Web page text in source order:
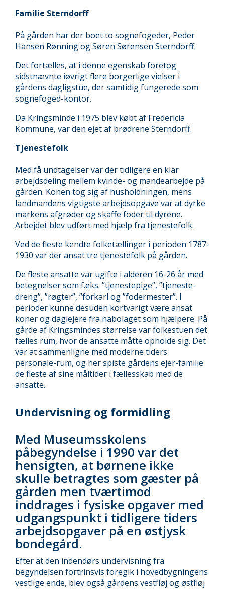
Familie Sterndorff
På gården har der boet to sognefogeder, Peder
Hansen Rønning og Søren Sørensen Sterndorff.
Det fortælles, at i denne egenskab foretog
sidstnævnte iøvrigt flere borgerlige vielser i
gårdens dagligstue, der samtidig fungerede som
sognefoged-kontor.
Da Kringsminde i 1975 blev købt af Fredericia
Kommune, var den ejet af brødrene Sterndorff.
Tjenestefolk
Med få undtagelser var der tidligere en klar
arbejdsdeling mellem kvinde- og mandearbejde på
gården. Konen tog sig af husholdningen, mens
landmandens vigtigste arbejdsopgave var at dyrke
markens afgrøder og skaffe foder til dyrene.
Arbejdet blev udført med hjælp fra tjenestefolk.
Ved de fleste kendte folketællinger i perioden 1787-
1930 var der ansat tre tjenestefolk på gården.
De fleste ansatte var ugifte i alderen 16-26 år med
betegnelser som f.eks. ”tjenestepige”, ”tjeneste-
dreng”, ”røgter”, ”forkarl og ”fodermester”. I
perioder kunne desuden kortvarigt være ansat
koner og daglejere fra nabolaget som hjælpere. På
gårde af Kringsmindes størrelse var folkestuen det
fælles rum, hvor de ansatte måtte opholde sig. Det
var at sammenligne med moderne tiders
personale-rum, og her spiste gårdens ejer-familie
de fleste af sine måltider i fællesskab med de
ansatte.
Undervisning og formidling
Med Museumsskolens
påbegyndelse i 1990 var det
hensigten, at børnene ikke
skulle betragtes som gæster på
gården men tværtimod
inddrages i fysiske opgaver med
udgangspunkt i tidligere tiders
arbejdsopgaver på en østjysk
bondegård.
Efter at den indendørs undervisning fra
begyndelsen fortrinsvis foregik i hovedbygningens
vestlige ende, blev også gårdens vestfløj og østfløj